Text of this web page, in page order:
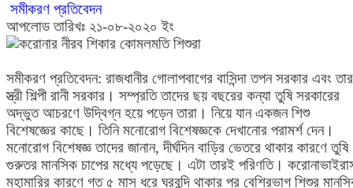
সমীকরণ প্রতিবেদন
আপলোড তারিখঃ ২১-০৮-২০২০ ইং
সমীকরণ প্রতিবেদন: রাজধানীর গোলাপবাগের বাসিন্দা তপন সরকার এবং তার
স্ত্রী শিল্পী রানী সরকার। সম্প্রতি তাদের ছয় বছরের কন্যা তুষি সরকারের
অদ্ভুত আচরণে উদ্বিগ্ন হয়ে পড়েন তারা। নিয়ে যান একজন শিশু
বিশেষজ্ঞের কাছে। তিনি মনোরোগ বিশেষজ্ঞকে দেখানোর পরামর্শ দেন।
মনোরোগ বিশেষজ্ঞ তাদের জানান, দীর্ঘদিন বাড়ির ভেতরে থাকার কারণে তুষি
গুরুতর মানসিক চাপের মধ্যে পড়েছে। এটা তারই পরিণতি।
মহামারির কারণে গত ৫ মাস ধরে ঘরবন্দি থাকার পর বেশিরভাগ শিশুর